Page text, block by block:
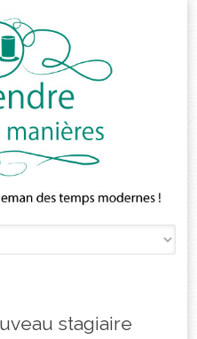
stagiaire